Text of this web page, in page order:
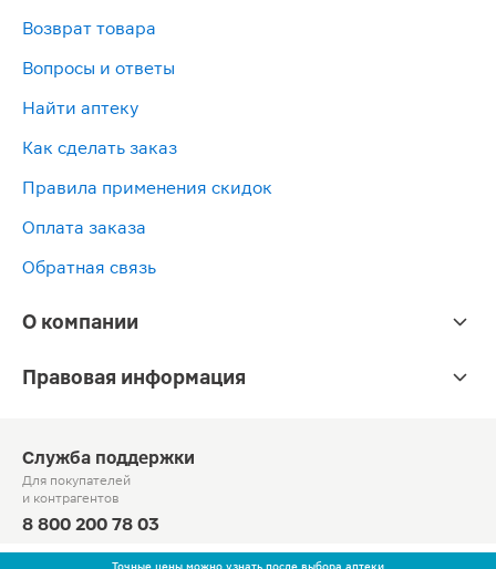
Точные цены можно узнать после выбора аптеки
Возврат товара
Вопросы и ответы
Найти аптеку
Как сделать заказ
Правила применения скидок
Оплата заказа
Обратная связь
О компании
Правовая информация
Служба поддержки
Для покупателей
и контрагентов
8 800 200 78 03
Круглосуточно, звонок по России бесплатный